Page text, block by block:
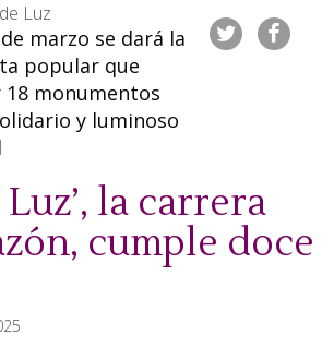
Luz
marzo se dará la
popular que
monumentos
y luminoso
Luz’, la carrera
cumple doce